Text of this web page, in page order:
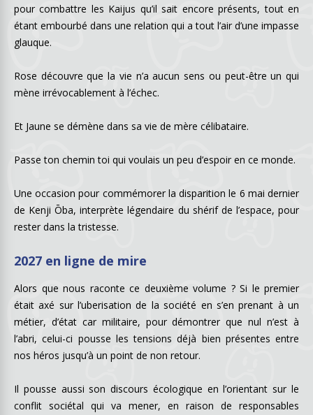
pour combattre les Kaijus qu’il sait encore présents, tout en
étant embourbé dans une relation qui a tout l’air d’une impasse
glauque.
Rose découvre que la vie n’a aucun sens ou peut-être un qui
mène irrévocablement à l’échec.
Et Jaune se démène dans sa vie de mère célibataire.
Passe ton chemin toi qui voulais un peu d’espoir en ce monde.
Une occasion pour commémorer la disparition le 6 mai dernier
de Kenji Ōba,interprète légendaire du shérif de l’espace, pour
rester dans la tristesse.
2027 en ligne de mire
Alors que nous raconte ce deuxième volume ? Si le premier
était axé sur l’uberisation de la société en s’en prenant à un
métier, d’état car militaire, pour démontrer que nul n’est à
l’abri, celui-ci pousse les tensions déjà bien présentes entre
nos héros jusqu’à un point de non retour.
Il pousse aussi son discours écologique en l’orientant sur le
conflit sociétal qui va mener, en raison de responsables